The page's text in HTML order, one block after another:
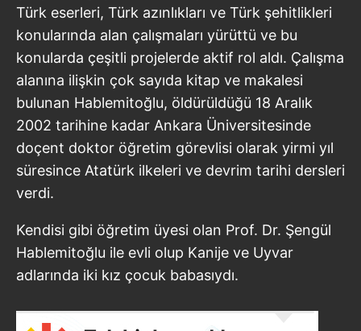
Türk eserleri, Türk azınlıkları ve Türk şehitlikleri
konularında alan çalışmaları yürüttü ve bu
konularda çeşitli projelerde aktif rol aldı. Çalışma
alanına ilişkin çok sayıda kitap ve makalesi
bulunan Hablemitoğlu, öldürüldüğü 18 Aralık
2002 tarihine kadar Ankara Üniversitesinde
doçent doktor öğretim görevlisi olarak yirmi yıl
süresince Atatürk ilkeleri ve devrim tarihi dersleri
verdi.
Kendisi gibi öğretim üyesi olan Prof. Dr. Şengül
Hablemitoğlu ile evli olup Kanije ve Uyvar
adlarında iki kız çocuk babasıydı.